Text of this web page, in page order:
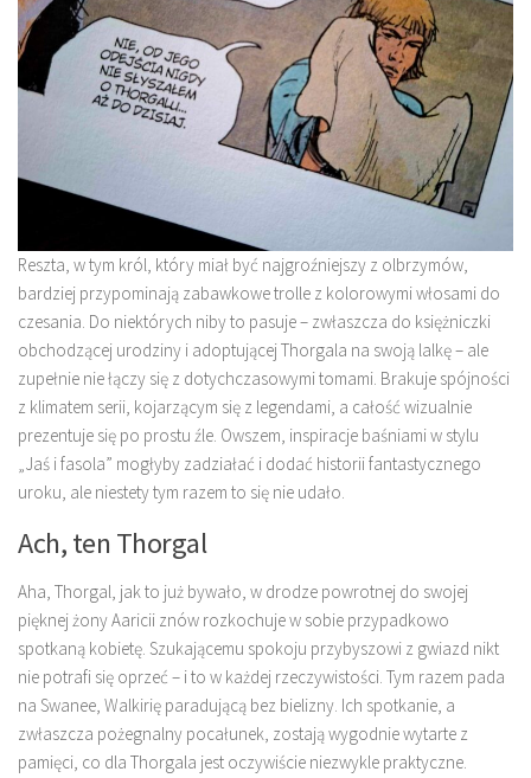
Reszta, w tym król, który miał być najgroźniejszy z olbrzymów,
bardziej przypominają zabawkowe trolle z kolorowymi włosami do
czesania. Do niektórych niby to pasuje – zwłaszcza do księżniczki
obchodzącej urodziny i adoptującej Thorgala na swoją lalkę – ale
zupełnie nie łączy się z dotychczasowymi tomami. Brakuje spójności
z klimatem serii, kojarzącym się z legendami, a całość wizualnie
prezentuje się po prostu źle. Owszem, inspiracje baśniami w stylu
„Jaś i fasola” mogłyby zadziałać i dodać historii fantastycznego
uroku, ale niestety tym razem to się nie udało.
Ach, ten Thorgal
Aha, Thorgal, jak to już bywało, w drodze powrotnej do swojej
pięknej żony Aaricii znów rozkochuje w sobie przypadkowo
spotkaną kobietę. Szukającemu spokoju przybyszowi z gwiazd nikt
nie potrafi się oprzeć – i to w każdej rzeczywistości. Tym razem pada
na Swanee, Walkirię paradującą bez bielizny. Ich spotkanie, a
zwłaszcza pożegnalny pocałunek, zostają wygodnie wytarte z
pamięci, co dla Thorgala jest oczywiście niezwykle praktyczne.